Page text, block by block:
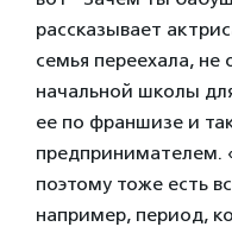
рассказывает
семья переехала, не
начальной школы
ее по франшизе и
предпринимателем.
поэтому тоже есть
например, период,